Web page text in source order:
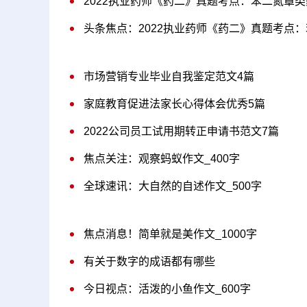
头条焦点：2022执业药师《药二》真题考点
市场营销专业毕业自我鉴定范文4篇
家庭教育促进法家长心得体会优秀5篇
2022公司员工试用期转正申请书范文7篇
焦点关注：观察蚂蚁作文_400字
全球速讯：大自然的自述作文_500字
焦点消息！简单就是美作文_1000字
有关于数字的成语都有哪些
今日视点：活泼的小鱼作文_600字